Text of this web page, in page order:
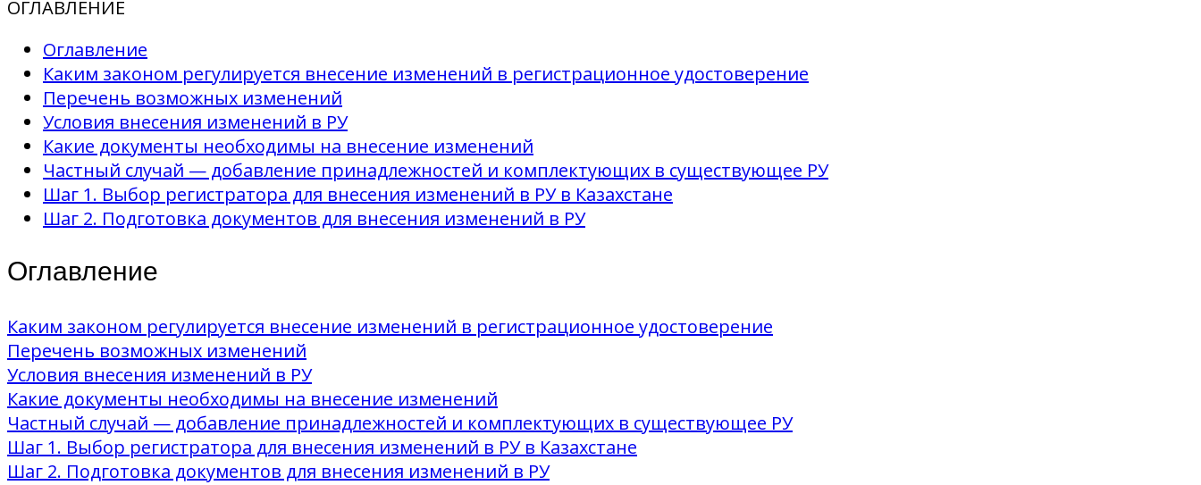
ОГЛАВЛЕНИЕ
Оглавление
Каким законом регулируется внесение изменений в регистрационное удостоверение
Перечень возможных изменений
Условия внесения изменений в РУ
Какие документы необходимы на внесение изменений
Частный случай — добавление принадлежностей и комплектующих в существующее РУ
Шаг 1. Выбор регистратора для внесения изменений в РУ в Казахстане
Шаг 2. Подготовка документов для внесения изменений в РУ
Оглавление
Каким законом регулируется внесение изменений в регистрационное удостоверение
Перечень возможных изменений
Условия внесения изменений в РУ
Какие документы необходимы на внесение изменений
Частный случай — добавление принадлежностей и комплектующих в существующее РУ
Шаг 1. Выбор регистратора для внесения изменений в РУ в Казахстане
Шаг 2. Подготовка документов для внесения изменений в РУ